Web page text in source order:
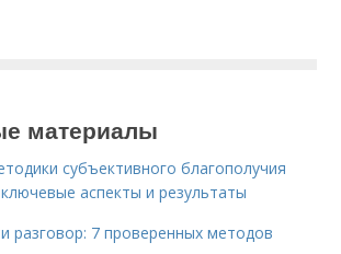
материалы
субъективного благополучия
аспекты и результаты
разговор: 7 проверенных методов